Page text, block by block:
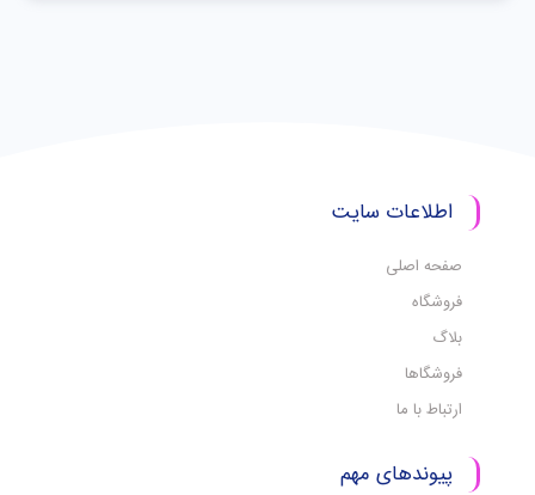
اطلاعات سایت
صفحه اصلی
فروشگاه
بلاگ
فروشگاها
ارتباط با ما
پیوندهای مهم